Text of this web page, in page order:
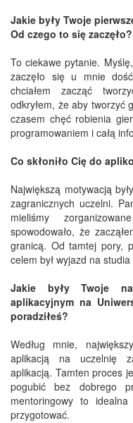
Jakie były Twoje
Od czego to się zaczęło?
To ciekawe pytanie.
zaczęło się u mnie
chciałem zacząć
odkryłem, że aby tworzyć
czasem chęć robienia
programowaniem i całą
Co skłoniło Cię do
Największą motywacją
zagranicznych uczelni.
mieliśmy
spowodowało, że
granicą. Od tamtej pory,
celem był wyjazd na
Jakie były Twoje
aplikacyjnym na
poradziłeś?
Według mnie,
aplikacją na uczelnię
aplikacją. Tamten proces
pogubić bez dobrego
mentoringowy to
przygotować.